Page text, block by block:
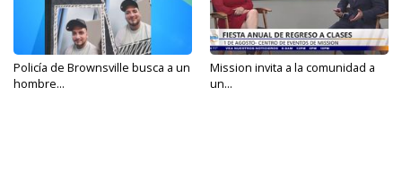
Policía de Brownsville busca a un
hombre...
Mission invita a la comunidad a
un...